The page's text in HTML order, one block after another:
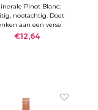
CALCIT
2025
Pinot Blanc:
nootachtig. Doet
aan een verse
gemaaid bergweide.
Charmante wijn.
€12,64